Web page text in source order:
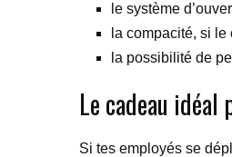
le système
la compacité, si
la possibilité de
Le cadeau idéal
Si tes employés se